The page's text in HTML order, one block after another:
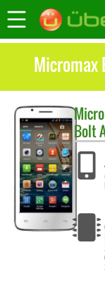
Micromax
Bolt